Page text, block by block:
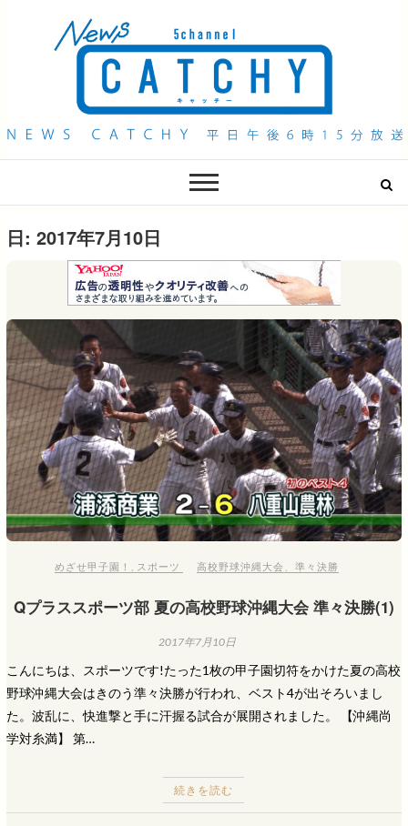
QAB NEWS Headline
日: 2017年7月10日
めざせ甲子園！ スポーツ 高校野球沖縄大会 、準々決勝
Qプラススポーツ部 夏の高校野球沖縄大会 準々決勝(1)
2017年7月10日
こんにちは、スポーツです!たった1枚の甲子園切符をかけた夏の高校
野球沖縄大会はきのう準々決勝が行われ、ベスト4が出そろいまし
た。波乱に、快進撃と手に汗握る試合が展開されました。 【沖縄尚
学対糸満】 第…
続きを読む